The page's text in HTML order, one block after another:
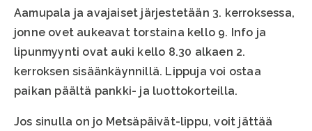
Aamupala ja avajaiset järjestetään 3. kerroksessa,
jonne ovet aukeavat torstaina kello 9. Info ja
lipunmyynti ovat auki kello 8.30 alkaen 2.
kerroksen sisäänkäynnillä. Lippuja voi ostaa
paikan päältä pankki- ja luottokorteilla.
Jos sinulla on jo Metsäpäivät-lippu, voit jättää